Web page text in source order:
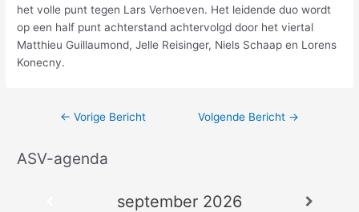
het volle punt tegen Lars Verhoeven. Het leidende duo wordt
op een half punt achterstand achtervolgd door het viertal
Matthieu Guillaumond, Jelle Reisinger, Niels Schaap en Lorens
Konecny.
← Vorige Bericht Volgende Bericht →
ASV-agenda
september 2026
A